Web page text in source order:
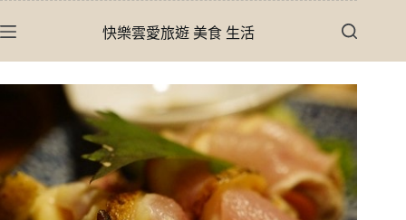
至
快樂雲愛旅遊 美食 生活